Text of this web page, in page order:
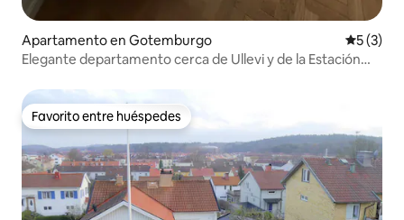
Apartamento en Gotemburgo
5 (3)
Elegante departamento cerca de Ullevi y de la Estación
Favorito entre huéspedes
Favorito entre huéspedes